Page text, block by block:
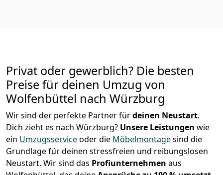
Privat oder gewerblich? Die besten
Preise für deinen Umzug von
Wolfenbüttel nach Würzburg
Wir sind der perfekte Partner fürdeinen Neustart.
Dich zieht es nach Würzburg? Unsere Leistungen wie
ein Umzugsserviceoder die Möbelmontagesind die
Grundlage für deinen stressfreien und reibungslosen
Neustart. Wir sind das Profiunternehmen aus